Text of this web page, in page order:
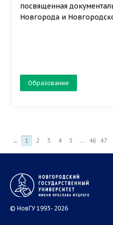
посвященная
Новгорода и
Образование
← 1 2 3 4 5 ... 46 47
© НовГУ 1993- 2026